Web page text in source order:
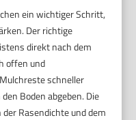
ein wichtiger Schritt,
Der richtige
direkt nach dem
offen und
schneller
Boden abgeben. Die
Rasendichte und dem